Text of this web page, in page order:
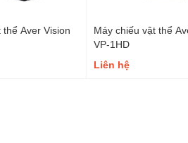
thể Aver Vision
Máy chiếu vật thể
VP-1HD
Liên hệ